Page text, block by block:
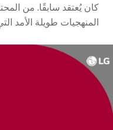
كان يُعتقد سابقًا. من
المنهجيات طويلة الأمد